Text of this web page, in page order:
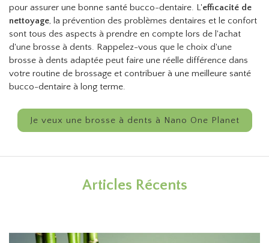
pour assurer une bonne santé bucco-dentaire. L'efficacité de
nettoyage, la prévention des problèmes dentaires et le confort
sont tous des aspects à prendre en compte lors de l'achat
d'une brosse à dents. Rappelez-vous que le choix d'une
brosse à dents adaptée peut faire une réelle différence dans
votre routine de brossage et contribuer à une meilleure santé
bucco-dentaire à long terme.
Je veux une brosse à dents à Nano One Planet
Articles Récents